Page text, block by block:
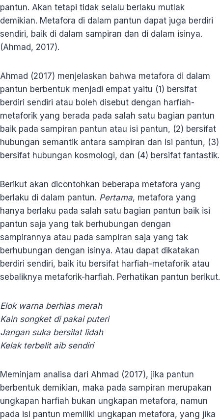
pantun. Akan tetapi tidak selalu berlaku mutlak
demikian. Metafora di dalam pantun dapat juga berdiri
sendiri, baik di dalam sampiran dan di dalam isinya.
(Ahmad, 2017).
Ahmad (2017) menjelaskan bahwa metafora di dalam
pantun berbentuk menjadi empat yaitu (1) bersifat
berdiri sendiri atau boleh disebut dengan harfiah-
metaforik yang berada pada salah satu bagian pantun
baik pada sampiran pantun atau isi pantun, (2) bersifat
hubungan semantik antara sampiran dan isi pantun, (3)
bersifat hubungan kosmologi, dan (4) bersifat fantastik.
Berikut akan dicontohkan beberapa metafora yang
berlaku di dalam pantun. Pertama, metafora yang
hanya berlaku pada salah satu bagian pantun baik isi
pantun saja yang tak berhubungan dengan
sampirannya atau pada sampiran saja yang tak
berhubungan dengan isinya. Atau dapat dikatakan
berdiri sendiri, baik itu bersifat harfiah-metaforik atau
sebaliknya metaforik-harfiah. Perhatikan pantun berikut.
Elok warna berhias merah
Kain songket di pakai puteri
Jangan suka bersilat lidah
Kelak terbelit aib sendiri
Meminjam analisa dari Ahmad (2017), jika pantun
berbentuk demikian, maka pada sampiran merupakan
ungkapan harfiah bukan ungkapan metafora, namun
pada isi pantun memiliki ungkapan metafora, yang jika